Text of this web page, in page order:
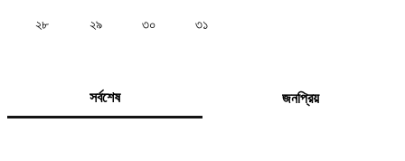
২৮ ২৯ ৩০ ৩১
সর্বশেষ জনপ্রিয়